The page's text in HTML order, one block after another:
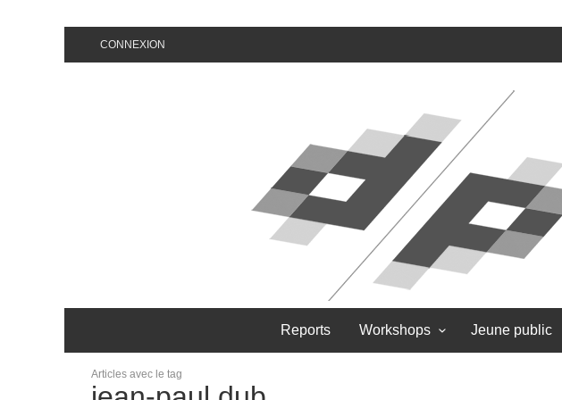
CONNEXION
Reports Workshops Jeune public
Articles avec le tag